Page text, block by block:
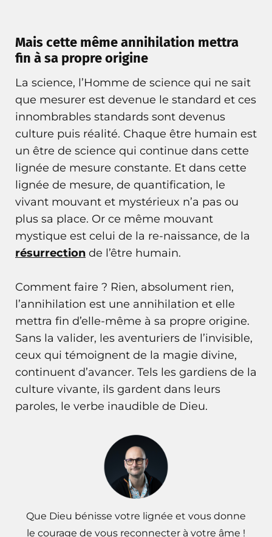
Mais cette même annihilation mettra
fin à sa propre origine
La science, l’Homme de science qui ne sait
que mesurer est devenue le standard et ces
innombrables standards sont devenus
culture puis réalité. Chaque être humain est
un être de science qui continue dans cette
lignée de mesure constante. Et dans cette
lignée de mesure, de quantification, le
vivant mouvant et mystérieux n’a pas ou
plus sa place. Or ce même mouvant
mystique est celui de la re-naissance, de la
résurrection de l’être humain.
Comment faire ? Rien, absolument rien,
l’annihilation est une annihilation et elle
mettra fin d’elle-même à sa propre origine.
Sans la valider, les aventuriers de l’invisible,
ceux qui témoignent de la magie divine,
continuent d’avancer. Tels les gardiens de la
culture vivante, ils gardent dans leurs
paroles, le verbe inaudible de Dieu.
Que Dieu bénisse votre lignée et vous donne
le courage de vous reconnecter à votre âme !